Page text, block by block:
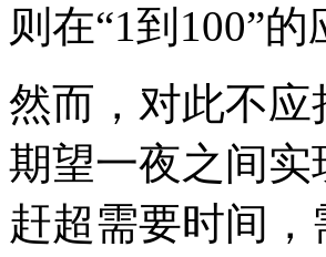
则在“1到100”
然而，对此不
期望一夜之间
赶超需要时间